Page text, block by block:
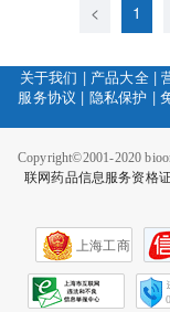
< 1
关于我们 | 产品大全|
服务协议 | 隐私保护 |
Copyright©2001-2020
联网药品信息服务资格
上海工商